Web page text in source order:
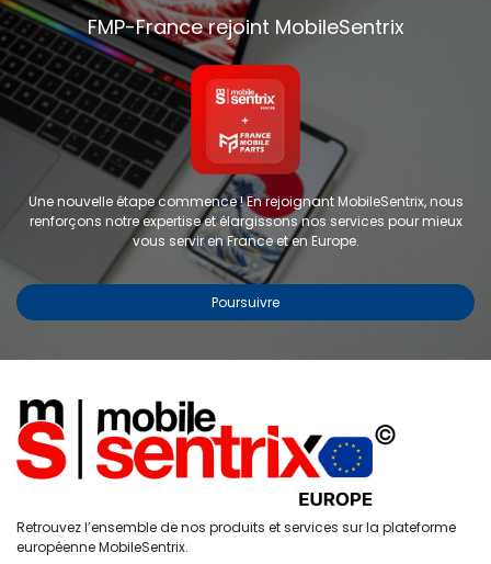
Étiquettes
Accueil Recherche
0
Compte
FMP-France rejoint MobileSentrix
Une nouvelle étape commence ! En rejoignant MobileSentrix, nous
renforçons notre expertise et élargissons nos services pour mieux
vous servir en France et en Europe.
Poursuivre
Retrouvez l’ensemble de nos produits et services sur la plateforme
européenne MobileSentrix.
Copyright © 2024 FMP-France. Tous droits réservés